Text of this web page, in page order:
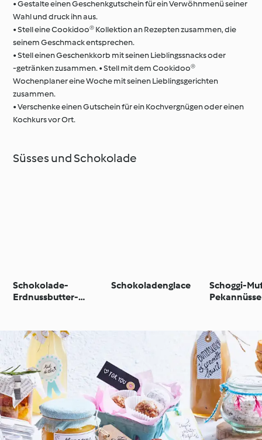
• Gestalte einen Geschenkgutschein für ein Verwöhnmenü seiner
Wahl und druck ihn aus.
• Stell eine Cookidoo® Kollektion an Rezepten zusammen, die
seinem Geschmack entsprechen.
• Stell einen Geschenkkorb mit seinen Lieblingssnacks oder
‑getränken zusammen. • Stell mit dem Cookidoo®
Wochenplaner eine Woche mit seinen Lieblingsgerichten
zusammen.
• Verschenke einen Gutschein für ein Kochvergnügen oder einen
Kochkurs vor Ort.
Süsses und Schokolade
Schokolade-
Erdnussbutter-
Schokoladenglace
Schoggi-